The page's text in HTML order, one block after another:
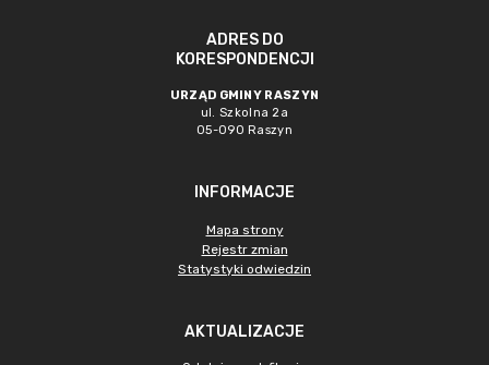
ADRES DO
KORESPONDENCJI
URZĄD GMINY RASZYN
ul. Szkolna 2a
05-090 Raszyn
INFORMACJE
Mapa strony
Rejestr zmian
Statystyki odwiedzin
AKTUALIZACJE